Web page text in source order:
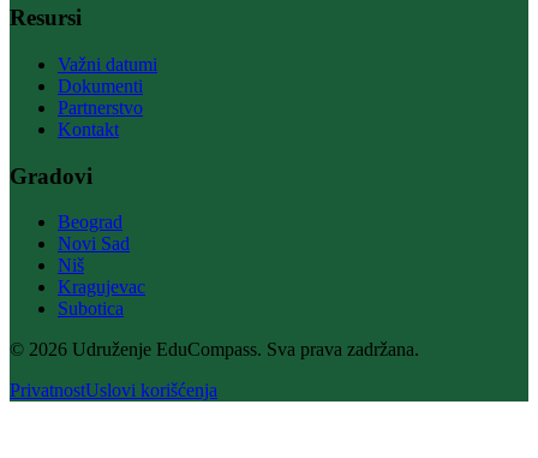
Resursi
Važni datumi
Dokumenti
Partnerstvo
Kontakt
Gradovi
Beograd
Novi Sad
Niš
Kragujevac
Subotica
© 2026 Udruženje EduCompass. Sva prava zadržana.
PrivatnostUslovi korišćenja